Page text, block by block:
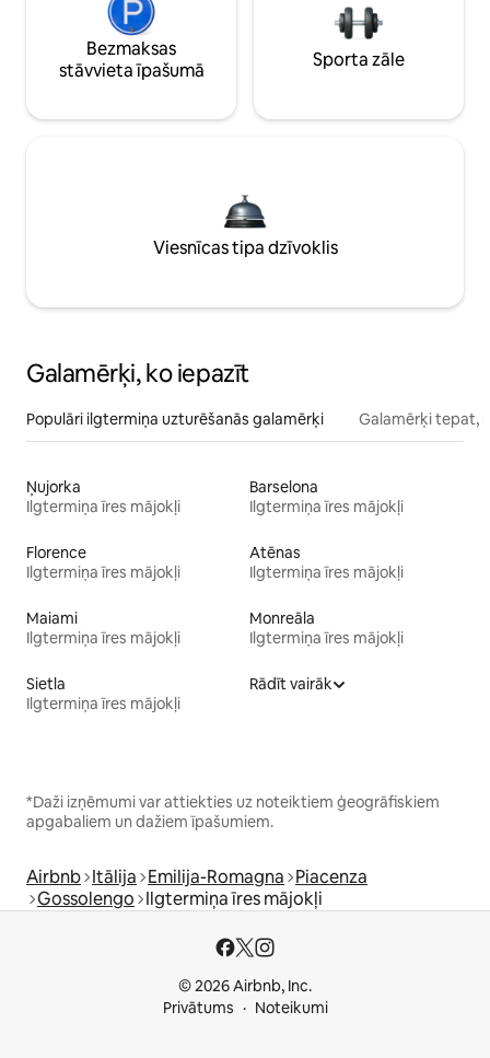
Bezmaksas
stāvvieta īpašumā
Sporta zāle
Viesnīcas tipa dzīvoklis
Galamērķi, ko iepazīt
Populāri ilgtermiņa uzturēšanās galamērķi Galamērķi tepat,
Ņujorka
Ilgtermiņa īres mājokļi
Barselona
Ilgtermiņa īres mājokļi
Florence
Ilgtermiņa īres mājokļi
Atēnas
Ilgtermiņa īres mājokļi
Maiami
Ilgtermiņa īres mājokļi
Monreāla
Ilgtermiņa īres mājokļi
Sietla
Ilgtermiņa īres mājokļi
Rādīt vairāk
*Daži izņēmumi var attiekties uz noteiktiem ģeogrāfiskiem
apgabaliem un dažiem īpašumiem.
Airbnb Itālija Emilija-Romagna Piacenza
Gossolengo Ilgtermiņa īres mājokļi
© 2026 Airbnb, Inc.
Privātums
Noteikumi